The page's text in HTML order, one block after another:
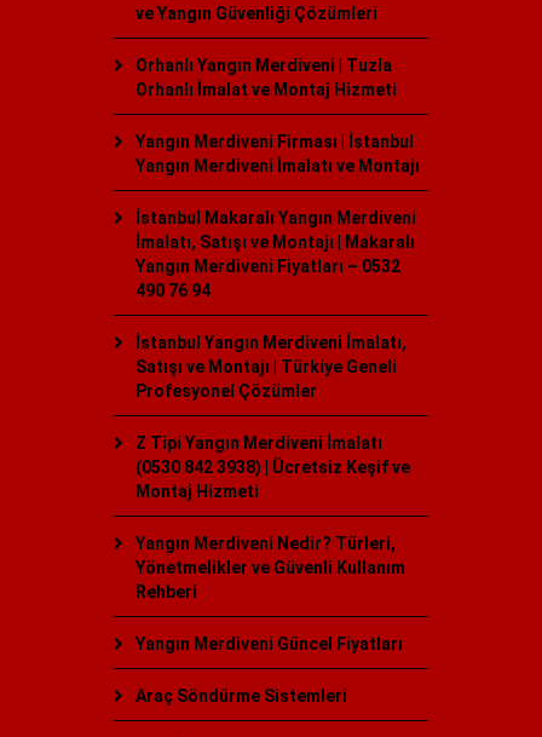
ve Yangın Güvenliği Çözümleri
Orhanlı Yangın Merdiveni | Tuzla
Orhanlı İmalat ve Montaj Hizmeti
Yangın Merdiveni Firması | İstanbul
Yangın Merdiveni İmalatı ve Montajı
İstanbul Makaralı Yangın Merdiveni
İmalatı, Satışı ve Montajı | Makaralı
Yangın Merdiveni Fiyatları – 0532
490 76 94
İstanbul Yangın Merdiveni İmalatı,
Satışı ve Montajı | Türkiye Geneli
Profesyonel Çözümler
Z Tipi Yangın Merdiveni İmalatı
(0530 842 3938) | Ücretsiz Keşif ve
Montaj Hizmeti
Yangın Merdiveni Nedir? Türleri,
Yönetmelikler ve Güvenli Kullanım
Rehberi
Yangın Merdiveni Güncel Fiyatları
Araç Söndürme Sistemleri